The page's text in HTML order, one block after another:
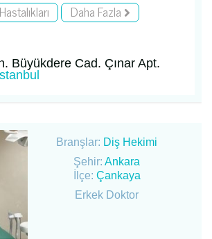
Daha Fazla
Büyükdere Cad. Çınar Apt.
Branşlar: Diş Hekimi
Şehir:Ankara
İlçe: Çankaya
Erkek Doktor